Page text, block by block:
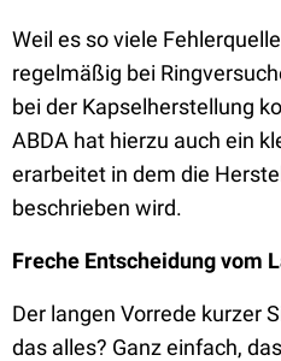
Weil es so viele
regelmäßig bei
bei der Kapselherstellung
ABDA hat hierzu auch ein
erarbeitet in dem die
beschrieben wird.
Freche Entscheidung vom
Der langen Vorrede kurzer
das alles? Ganz einfach,